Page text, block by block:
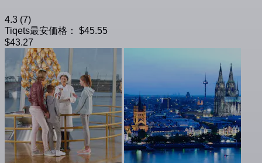
4.3 (7)
Tiqets最安価格：
$45.55
$43.27